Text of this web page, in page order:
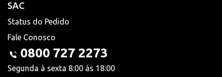
SAC
Status do Pedido
Fale Conosco
0800 727 2273
Segunda à sexta 8:00 às 18:00